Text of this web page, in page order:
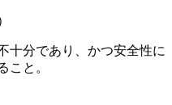
十分であり、かつ安全性に
こと。